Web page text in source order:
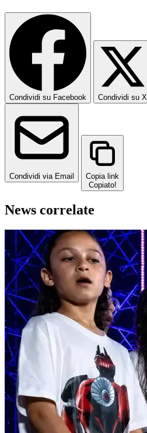
Condividi su Facebook Condividi su X
Condividi via Email
Copia link
Copiato!
News correlate